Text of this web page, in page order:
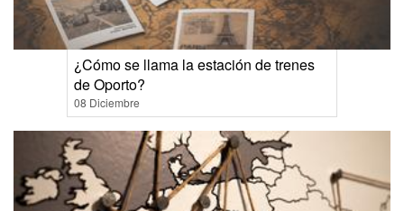
¿Cómo se llama la estación de trenes
de Oporto?
08 Diciembre